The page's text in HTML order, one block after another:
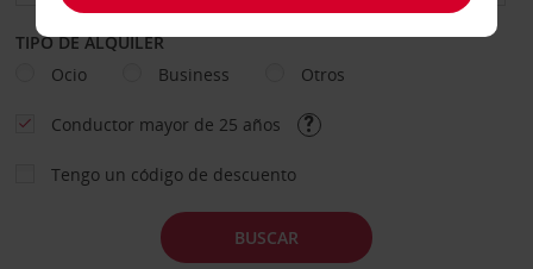
TIPO DE ALQUILER
Ocio
Business Otros
Conductor mayor de 25 años
Tengo un código de descuento
BUSCAR